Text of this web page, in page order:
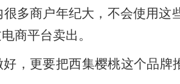
多商户年纪大，不会使用这
商平台卖出。
，更要把西集樱桃这个品牌